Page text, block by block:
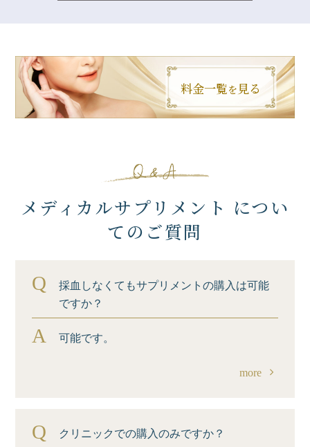
料金一覧を 見る
メディカルサプリメント につい
てのご質問
Q
採血しなくてもサプリメントの購入は可能
ですか？
A 可能です。
more
Q クリニックでの購入のみですか？